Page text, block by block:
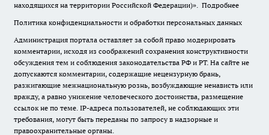
находящихся на территории Российской Федерации)». Подробнее
Политика конфиденциальности и обработки персональных данных
Администрация портала оставляет за собой право модерировать
комментарии, исходя из соображений сохранения конструктивности
обсуждения тем и соблюдения законодательства РФ и РТ. На сайте не
допускаются комментарии, содержащие нецензурную брань,
разжигающие межнациональную рознь, возбуждающие ненависть или
вражду, а равно унижение человеческого достоинства, размещение
ссылок не по теме. IP-адреса пользователей, не соблюдающих эти
требования, могут быть переданы по запросу в надзорные и
правоохранительные органы.